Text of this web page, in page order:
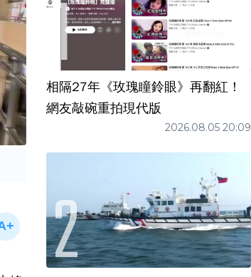
相隔27年《玫瑰瞳鈴眼》再翻紅！
網友敲碗重拍現代版
2026.08.05 20:09